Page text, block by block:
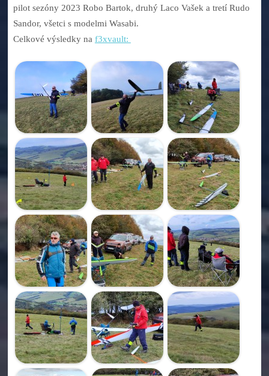
pilot sezóny 2023 Robo Bartok, druhý Laco Vašek a tretí Rudo
Sandor, všetci s modelmi Wasabi.
Celkové výsledky na f3xvault: